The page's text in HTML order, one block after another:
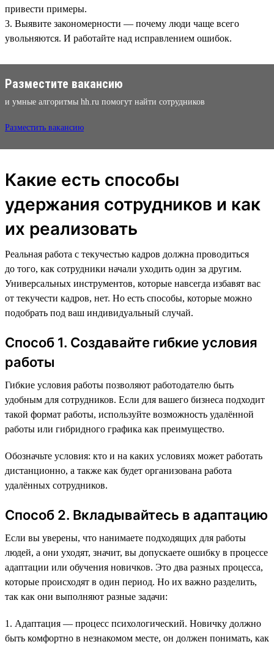
привести примеры.
3. Выявите закономерности — почему люди чаще всего
увольняются. И работайте над исправлением ошибок.
Разместите вакансию
и умные алгоритмы hh.ru помогут найти сотрудников
Разместить вакансию
Какие есть способы
удержания сотрудников и как
их реализовать
Реальная работа с текучестью кадров должна проводиться
до того, как сотрудники начали уходить один за другим.
Универсальных инструментов, которые навсегда избавят вас
от текучести кадров, нет. Но есть способы, которые можно
подобрать под ваш индивидуальный случай.
Способ 1. Создавайте гибкие условия
работы
Гибкие условия работы позволяют работодателю быть
удобным для сотрудников. Если для вашего бизнеса подходит
такой формат работы, используйте возможность удалённой
работы или гибридного графика как преимущество.
Обозначьте условия: кто и на каких условиях может работать
дистанционно, а также как будет организована работа
удалённых сотрудников.
Способ 2. Вкладывайтесь в адаптацию
Если вы уверены, что нанимаете подходящих для работы
людей, а они уходят, значит, вы допускаете ошибку в процессе
адаптации или обучения новичков. Это два разных процесса,
которые происходят в один период. Но их важно разделить,
так как они выполняют разные задачи:
1. Адаптация — процесс психологический. Новичку должно
быть комфортно в незнакомом месте, он должен понимать, как